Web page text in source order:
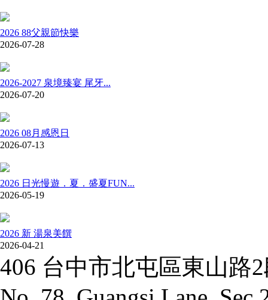
2026 88父親節快樂
2026-07-28
2026-2027 泉境臻宴 尾牙...
2026-07-20
2026 08月感恩日
2026-07-13
2026 日光慢遊．夏．盛夏FUN...
2026-05-19
2026 新 湯泉美饌
2026-04-21
406 台中市北屯區東山路